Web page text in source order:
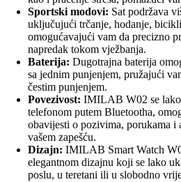
Sportski modovi: Sat podržava
uključujući trčanje, hodanje,
omogućavajući vam da precizno
napredak tokom vježbanja.
Baterija: Dugotrajna baterija
sa jednim punjenjem, pružajući
čestim punjenjem.
Povezivost: IMILAB W02 se lako
telefonom putem Bluetootha,
obavijesti o pozivima, porukama i
vašem zapešću.
Dizajn: IMILAB Smart Watch
elegantnom dizajnu koji se lako
poslu, u teretani ili u slobodno